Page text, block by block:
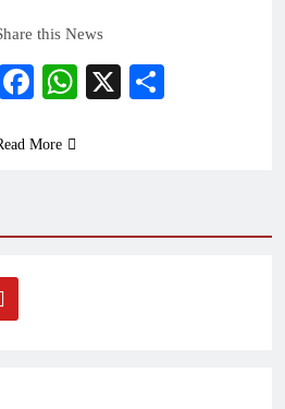
this News
Facebook
WhatsApp
X
More